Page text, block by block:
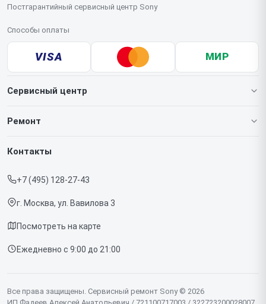
Постгарантийный сервисный центр Sony
Способы оплаты
VISA МИР
Сервисный центр
О нашем сервисе
Срочный ремонт
Доставка и способы оплаты
Диагностика
Контакты
Ремонт
Игровых приставок
Контакты
+7 (495) 128-27-43
г. Москва, ул. Вавилова 3
Посмотреть на карте
Ежедневно с 9:00 до 21:00
Все права защищены. Сервисный ремонт Sony © 2026
ИП Фадеев Алексей Анатольевич / 721100717003 / 322723200028007